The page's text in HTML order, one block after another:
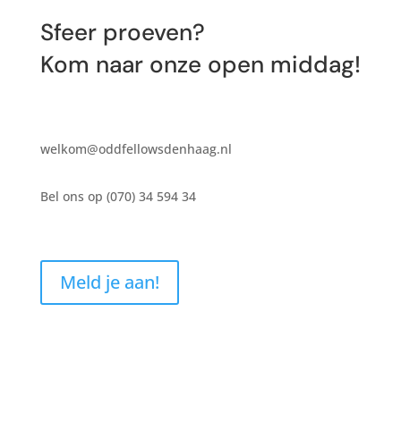
Sfeer proeven?
Kom naar onze open middag!
welkom@oddfellowsdenhaag.nl
Bel ons op (070) 34 594 34
Meld je aan!